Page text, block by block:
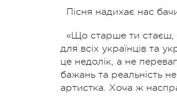
Пісня надихає нас
«Що старше ти стаєш,
для всіх українців та
це недолік, а не
бажань та реальність
артистка. Хоча ж